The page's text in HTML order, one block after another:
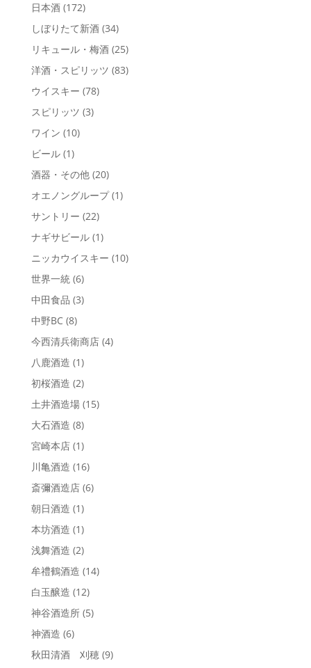
日本酒 (172)
しぼりたて新酒 (34)
リキュール・梅酒 (25)
洋酒・スピリッツ (83)
ウイスキー (78)
スピリッツ (3)
ワイン (10)
ビール (1)
酒器・その他 (20)
オエノングループ (1)
サントリー (22)
ナギサビール (1)
ニッカウイスキー (10)
世界一統 (6)
中田食品 (3)
中野BC (8)
今西清兵衛商店 (4)
八鹿酒造 (1)
初桜酒造 (2)
土井酒造場 (15)
大石酒造 (8)
宮崎本店 (1)
川亀酒造 (16)
斎彌酒造店 (6)
朝日酒造 (1)
本坊酒造 (1)
浅舞酒造 (2)
牟禮鶴酒造 (14)
白玉醸造 (12)
神谷酒造所 (5)
神酒造 (6)
秋田清酒 刈穂 (9)